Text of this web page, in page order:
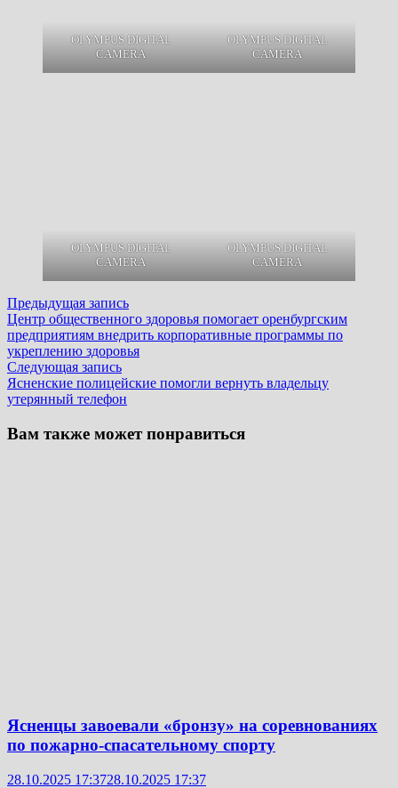
OLYMPUS DIGITAL
CAMERA
OLYMPUS DIGITAL
CAMERA
OLYMPUS DIGITAL
CAMERA
OLYMPUS DIGITAL
CAMERA
Навигация
по
записям
Предыдущая записьПредыдущая
запись:
Центр общественного здоровья помогает оренбургским
предприятиям внедрить корпоративные программы по
укреплению здоровья
Следующая записьСледующая
запись:
Ясненские полицейские помогли вернуть владельцу
утерянный телефон
Вам также может понравиться
Ясненцы завоевали «бронзу» на соревнованиях
по пожарно-спасательному спорту
28.10.2025 17:3728.10.2025 17:37